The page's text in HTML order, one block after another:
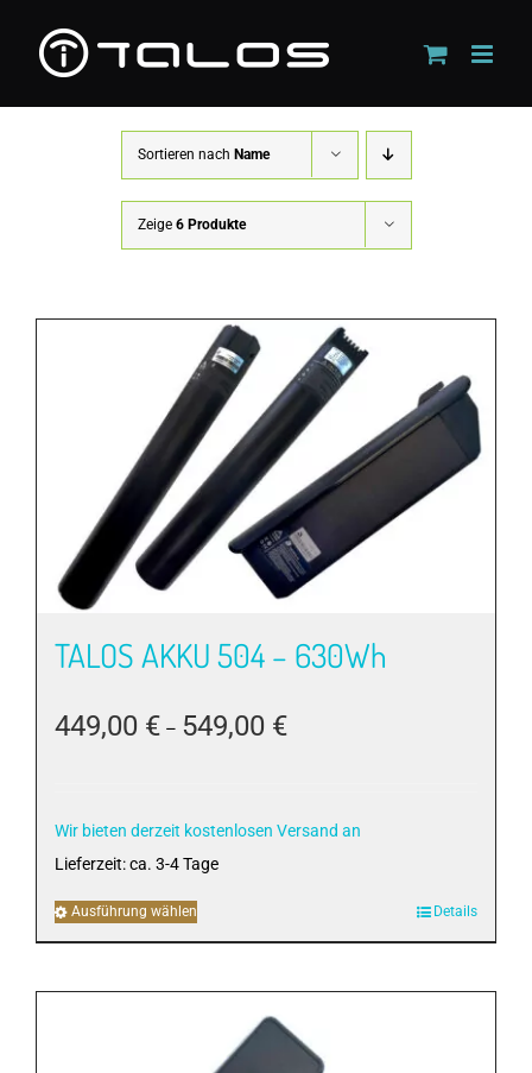
Inhalt
springen
Sortieren nach Name
Zeige 6 Produkte
TALOS AKKU 504 – 630Wh
449,00 € – 549,00 €
Wir bieten derzeit kostenlosen Versand an
Lieferzeit:ca. 3-4 Tage
Ausführung wählen
Produkt
mehrere
Varianten
auf.
Details